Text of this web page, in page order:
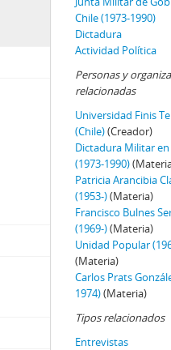
Chile (1973-1990)
Dictadura
Actividad Política
Personas y
relacionadas
Universidad Finis
(Chile)(Creador)
Dictadura Militar en
(1973-1990)
Patricia Arancibia
(1953-)(Materia)
Francisco Bulnes
(1969-)(Materia)
Unidad Popular
(Materia)
Carlos Prats
1974)(Materia)
Tipos relacionados
Entrevistas